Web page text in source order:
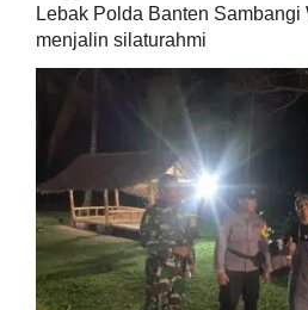
Lebak Polda Banten Sambangi
menjalin silaturahmi